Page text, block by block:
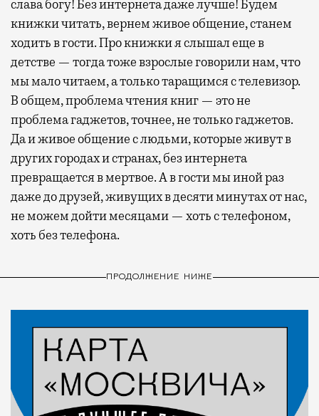
слава богу! Без интернета даже лучше! Будем
книжки читать, вернем живое общение, станем
ходить в гости. Про книжки я слышал еще в
детстве — тогда тоже взрослые говорили нам, что
мы мало читаем, а только таращимся с телевизор.
В общем, проблема чтения книг — это не
проблема гаджетов, точнее, не только гаджетов.
Да и живое общение с людьми, которые живут в
других городах и странах, без интернета
превращается в мертвое. А в гости мы иной раз
даже до друзей, живущих в десяти минутах от нас,
не можем дойти месяцами — хоть с телефоном,
хоть без телефона.
ПРОДОЛЖЕНИЕ НИЖЕ